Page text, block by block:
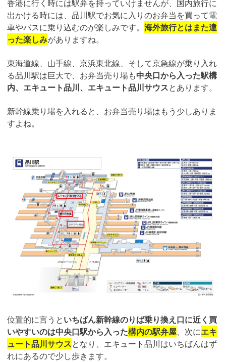
香港に行く時には駅弁を持っていけませんが、国内旅行に
出かける時には、品川駅でお気に入りのお弁当を買って電
車やバスに乗り込むのが楽しみです。 海外旅行とはまた違
った楽しみがありますね。
東海道線、山手線、京浜東北線、そして京急線が乗り入れ
る品川駅は巨大で、お弁当売り場も中央口から入った駅構
内、エキュート品川、エキュート品川サウスとあります。
新幹線乗り場を入れると、お弁当売り場はもう少しありま
すよね。
位置的に言うといちばん新幹線のりば乗り換え口に近く買
いやすいのは中央口駅から入った構内の駅弁屋、次にエキ
ュート品川サウスとなり、エキュート品川はいちばんはず
れにあるので少し歩きます。